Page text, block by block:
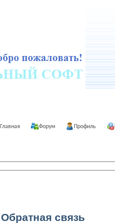
Главная Форум Профиль
Обратная связь